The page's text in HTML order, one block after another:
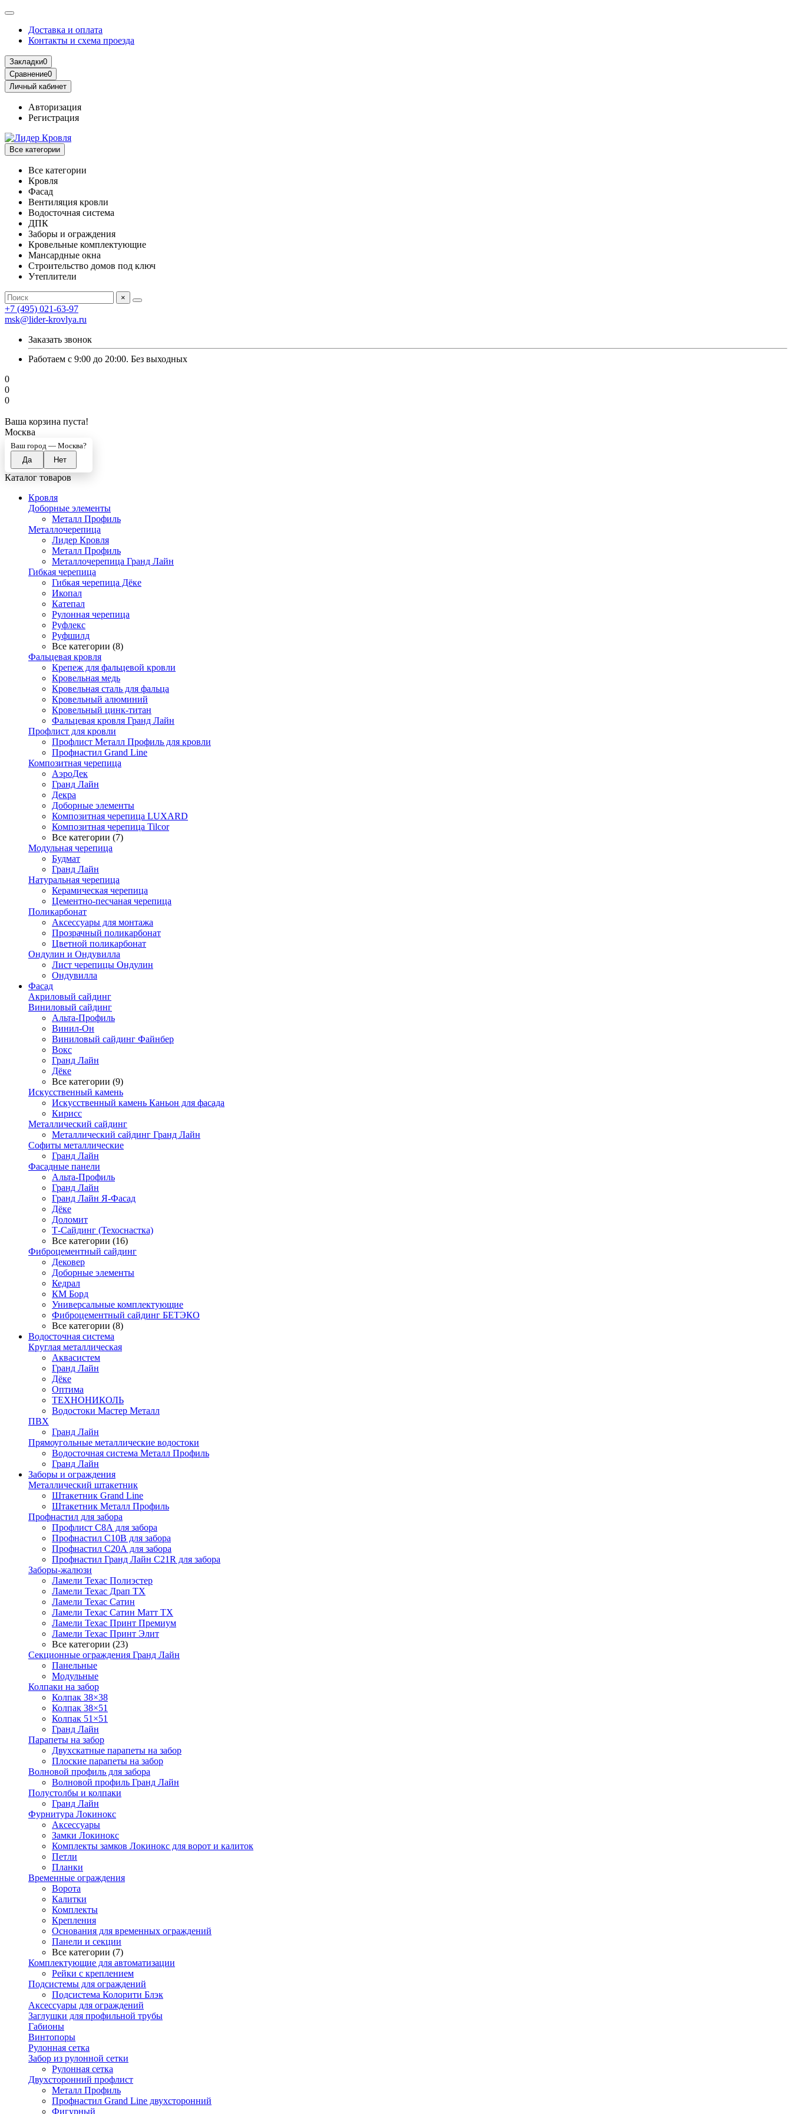
Доставка и оплата
Контакты и схема проезда
Закладки0
Сравнение0
Личный кабинет
Авторизация
Регистрация
Все категории
Все категории
Кровля
Фасад
Вентиляция кровли
Водосточная система
ДПК
Заборы и ограждения
Кровельные комплектующие
Мансардные окна
Строительство домов под ключ
Утеплители
×
+7 (495) 021-63-97
msk@lider-krovlya.ru
Заказать звонок
Работаем с 9:00 до 20:00. Без выходных
0
0
0
Ваша корзина пуста!
Москва
Ваш город — Москва?
Каталог товаров
Кровля
Доборные элементы
Металл Профиль
Металлочерепица
Лидер Кровля
Металл Профиль
Металлочерепица Гранд Лайн
Гибкая черепица
Гибкая черепица Дёке
Икопал
Катепал
Рулонная черепица
Руфлекс
Руфшилд
Все категории (8)
Фальцевая кровля
Крепеж для фальцевой кровли
Кровельная медь
Кровельная сталь для фальца
Кровельный алюминий
Кровельный цинк-титан
Фальцевая кровля Гранд Лайн
Профлист для кровли
Профлист Металл Профиль для кровли
Профнастил Grand Line
Композитная черепица
АэроДек
Гранд Лайн
Декра
Доборные элементы
Композитная черепица LUXARD
Композитная черепица Tilcor
Все категории (7)
Модульная черепица
Будмат
Гранд Лайн
Натуральная черепица
Керамическая черепица
Цементно-песчаная черепица
Поликарбонат
Аксессуары для монтажа
Прозрачный поликарбонат
Цветной поликарбонат
Ондулин и Ондувилла
Лист черепицы Ондулин
Ондувилла
Фасад
Акриловый сайдинг
Виниловый сайдинг
Альта-Профиль
Винил-Он
Виниловый сайдинг Файнбер
Вокс
Гранд Лайн
Дёке
Все категории (9)
Искусственный камень
Искусственный камень Каньон для фасада
Кирисс
Металлический сайдинг
Металлический сайдинг Гранд Лайн
Софиты металлические
Гранд Лайн
Фасадные панели
Альта-Профиль
Гранд Лайн
Гранд Лайн Я-Фасад
Дёке
Доломит
Т-Сайдинг (Техоснастка)
Все категории (16)
Фиброцементный сайдинг
Дековер
Доборные элементы
Кедрал
КМ Борд
Универсальные комплектующие
Фиброцементный сайдинг БЕТЭКО
Все категории (8)
Водосточная система
Круглая металлическая
Аквасистем
Гранд Лайн
Дёке
Оптима
ТЕХНОНИКОЛЬ
Водостоки Мастер Металл
ПВХ
Гранд Лайн
Прямоугольные металлические водостоки
Водосточная система Металл Профиль
Гранд Лайн
Заборы и ограждения
Металлический штакетник
Штакетник Grand Line
Штакетник Металл Профиль
Профнастил для забора
Профлист С8А для забора
Профнастил С10В для забора
Профнастил С20А для забора
Профнастил Гранд Лайн С21R для забора
Заборы-жалюзи
Ламели Техас Полиэстер
Ламели Техас Драп ТХ
Ламели Техас Сатин
Ламели Техас Сатин Матт ТХ
Ламели Техас Принт Премиум
Ламели Техас Принт Элит
Все категории (23)
Секционные ограждения Гранд Лайн
Панельные
Модульные
Колпаки на забор
Колпак 38×38
Колпак 38×51
Колпак 51×51
Гранд Лайн
Парапеты на забор
Двухскатные парапеты на забор
Плоские парапеты на забор
Волновой профиль для забора
Волновой профиль Гранд Лайн
Полустолбы и колпаки
Гранд Лайн
Фурнитура Локинокс
Аксессуары
Замки Локинокс
Комплекты замков Локинокс для ворот и калиток
Петли
Планки
Временные ограждения
Ворота
Калитки
Комплекты
Крепления
Основания для временных ограждений
Панели и секции
Все категории (7)
Комплектующие для автоматизации
Рейки с креплением
Подсистемы для ограждений
Подсистема Колорити Блэк
Аксессуары для ограждений
Заглушки для профильной трубы
Габионы
Винтопоры
Рулонная сетка
Забор из рулонной сетки
Рулонная сетка
Двухсторонний профлист
Металл Профиль
Профнастил Grand Line двухсторонний
Фигурный